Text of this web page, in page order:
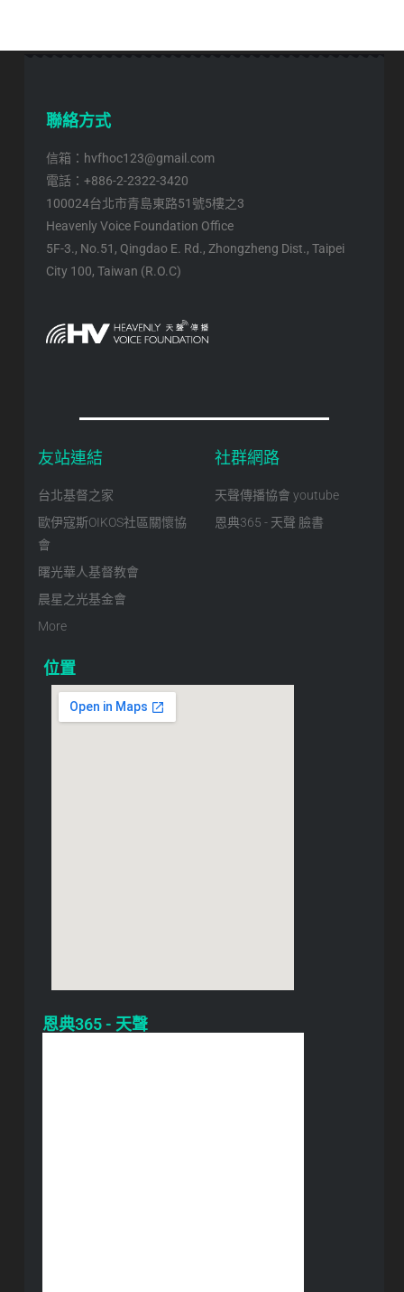
聯絡方式
信箱：hvfhoc123@gmail.com
電話：+886-2-2322-3420
100024台北市青島東路51號5樓之3
Heavenly Voice Foundation Office
5F-3., No.51, Qingdao E. Rd., Zhongzheng Dist., Taipei
City 100, Taiwan (R.O.C)
友站連結
台北基督之家
歐伊寇斯OIKOS社區關懷協
會
曙光華人基督教會
晨星之光基金會
More
社群網路
天聲傳播協會 youtube
恩典365 - 天聲 臉書
位置
恩典365 - 天聲